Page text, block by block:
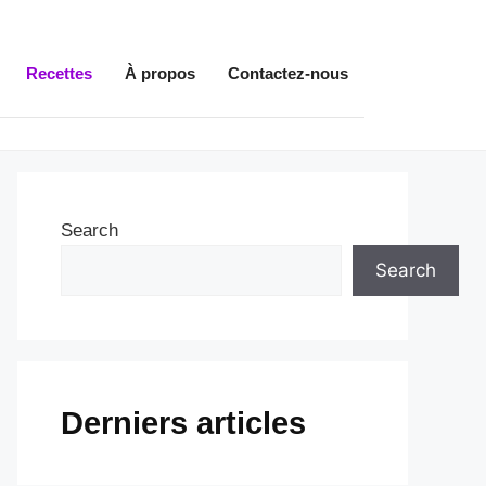
Recettes À propos Contactez-nous
Search
Search
Derniers articles